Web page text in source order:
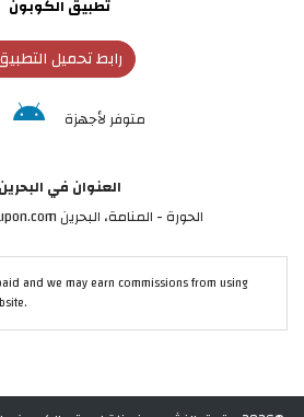
تطبيق الكوبون
رابط تحميل
متوفر لأجهزة
العنوان في البحرين
الحورة - المنامة‎، البحرين bahrain@alcoupon.com
and we may earn commissions from using